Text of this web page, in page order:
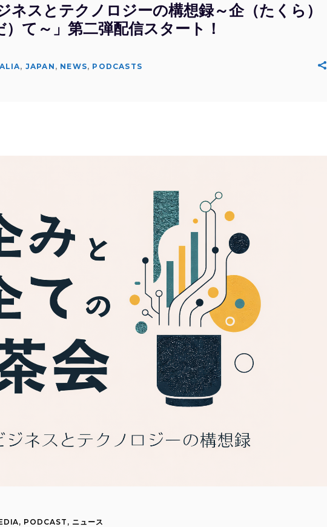
スとテクノロジーの構想録～企（たくら）
て～」第二弾配信スタート！
, JAPAN , NEWS, PODCASTS
, PODCAST , ニュース